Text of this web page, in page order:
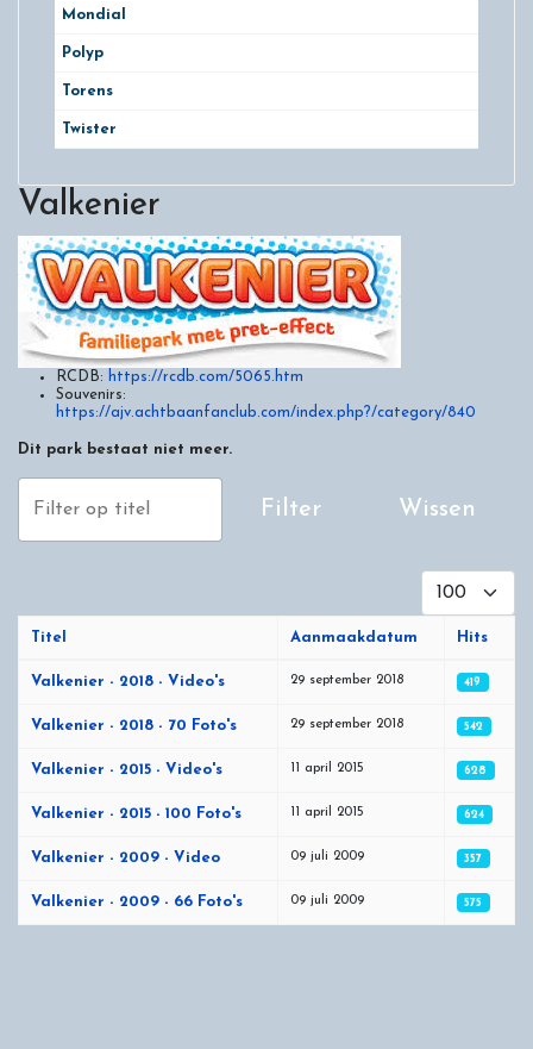
Mondial
Polyp
Torens
Twister
Valkenier
RCDB: https://rcdb.com/5065.htm
Souvenirs:
https://ajv.achtbaanfanclub.com/index.php?/category/840
Dit park bestaat niet meer.
Filter op titel
Filter Wissen
Toon #
Titel Aanmaakdatum Hits
Valkenier - 2018 - Video's 29 september 2018 419
Valkenier - 2018 - 70 Foto's 29 september 2018 542
Valkenier - 2015 - Video's 11 april 2015 628
Valkenier - 2015 - 100 Foto's 11 april 2015 624
Valkenier - 2009 - Video 09 juli 2009 357
Valkenier - 2009 - 66 Foto's 09 juli 2009 575